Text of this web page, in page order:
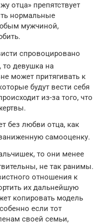
отца» препятствует
нормальные
мужчиной,
спровоцировано
девушка на
может притягивать к
будут вести себя
из-за того, что
без любви отца, как
самооценку.
то они менее
не так ранимы.
отношения к
их дальнейшую
копировать модель
если тот
своей семьи,